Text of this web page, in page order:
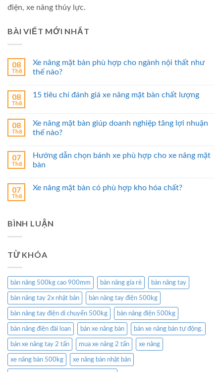
điện, xe nâng thủy lực.
BÀI VIẾT MỚI NHẤT
08
Th8
Xe nâng mặt bàn phù hợp cho ngành nội thất như
thế nào?
08
Th8
15 tiêu chí đánh giá xe nâng mặt bàn chất lượng
08
Th8
Xe nâng mặt bàn giúp doanh nghiệp tăng lợi nhuận
thế nào?
07
Th8
Hướng dẫn chọn bánh xe phù hợp cho xe nâng mặt
bàn
07
Th8
Xe nâng mặt bàn có phù hợp kho hóa chất?
BÌNH LUẬN
TỪ KHÓA
bàn nâng 500kg cao 900mm bàn nâng gía rẻ bàn nâng tay
bàn nâng tay 2x nhật bản bàn nâng tay điện 500kg
bàn nâng tay điện di chuyển 500kg bàn nâng điện 500kg
bàn nâng điện đài loan bán xe nâng bàn bán xe nâng bán tự động.
bán xe nâng tay 2 tấn mua xe nâng 2 tấn xe nâng
xe nâng bàn 500kg xe nâng bàn nhật bản